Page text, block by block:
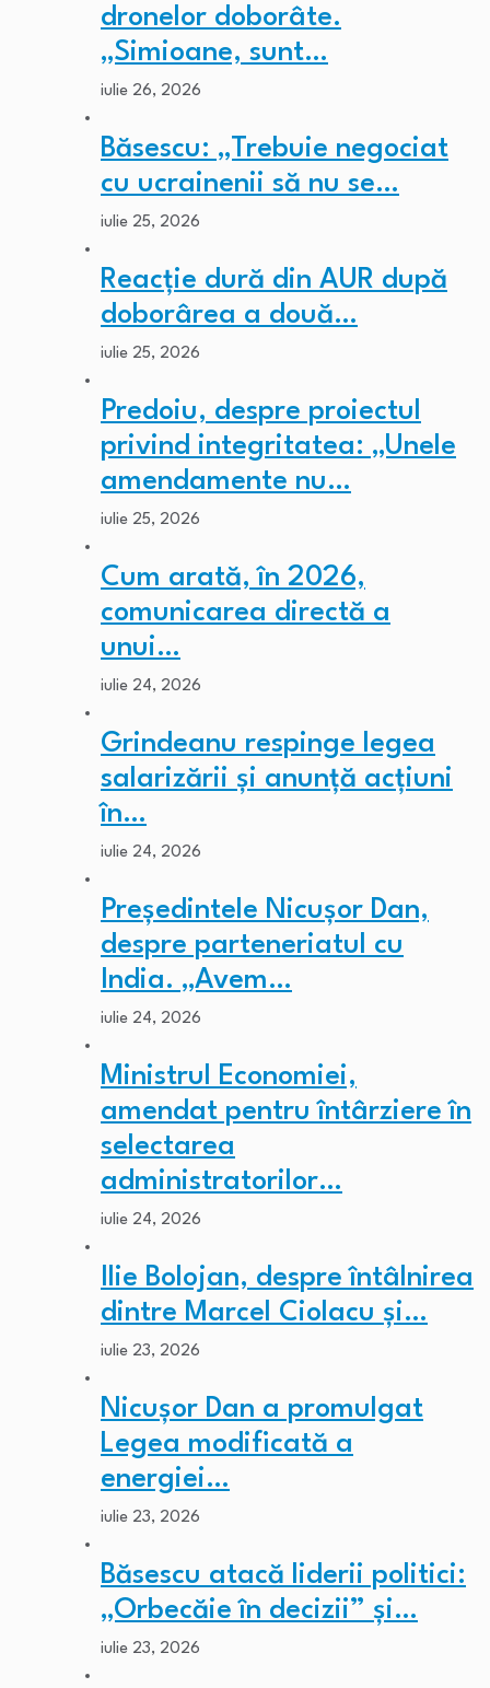
dronelor doborâte.
„Simioane, sunt…
iulie 26, 2026
Băsescu: „Trebuie negociat
cu ucrainenii să nu se…
iulie 25, 2026
Reacție dură din AUR după
doborârea a două…
iulie 25, 2026
Predoiu, despre proiectul
privind integritatea: „Unele
amendamente nu…
iulie 25, 2026
Cum arată, în 2026,
comunicarea directă a
unui…
iulie 24, 2026
Grindeanu respinge legea
salarizării și anunță acțiuni
în…
iulie 24, 2026
Președintele Nicușor Dan,
despre parteneriatul cu
India. „Avem…
iulie 24, 2026
Ministrul Economiei,
amendat pentru întârziere în
selectarea
administratorilor…
iulie 24, 2026
Ilie Bolojan, despre întâlnirea
dintre Marcel Ciolacu și…
iulie 23, 2026
Nicușor Dan a promulgat
Legea modificată a
energiei…
iulie 23, 2026
Băsescu atacă liderii politici:
„Orbecăie în decizii” și…
iulie 23, 2026